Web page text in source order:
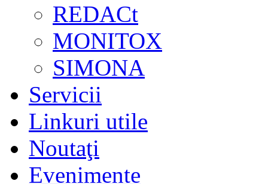
REDACt
MONITOX
SIMONA
Servicii
Linkuri utile
Noutaţi
Evenimente